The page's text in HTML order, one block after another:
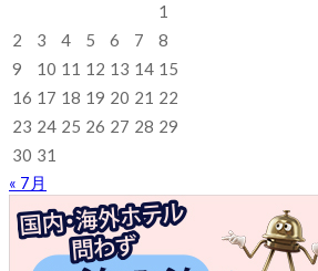
1
2
3 4 5 6 7
8
9
10 11 12 13 14 15
16 17 18 19 20 21 22
23 24 25 26 27 28 29
30 31
« 7月